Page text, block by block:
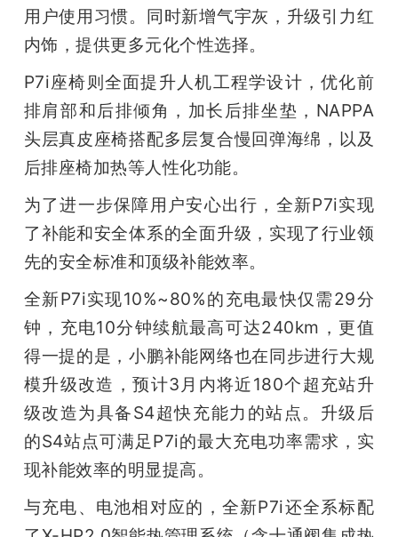
用户使用习惯。同时新增气宇灰，升级引力红
内饰，提供更多元化个性选择。
P7i座椅则全面提升人机工程学设计，优化前
排肩部和后排倾角，加长后排坐垫，NAPPA
头层真皮座椅搭配多层复合慢回弹海绵，以及
后排座椅加热等人性化功能。
为了进一步保障用户安心出行，全新P7i实现
了补能和安全体系的全面升级，实现了行业领
先的安全标准和顶级补能效率。
全新P7i实现10%~80%的充电最快仅需29分
钟，充电10分钟续航最高可达240km，更值
得一提的是，小鹏补能网络也在同步进行大规
模升级改造，预计3月内将近180个超充站升
级改造为具备S4超快充能力的站点。升级后
的S4站点可满足P7i的最大充电功率需求，实
现补能效率的明显提高。
与充电、电池相对应的，全新P7i还全系标配